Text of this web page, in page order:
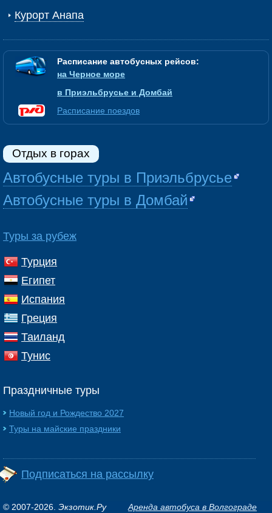
Курорт Анапа
Расписание автобусных рейсов:
на Черное море
в Приэльбрусье и Домбай
Расписание поездов
Отдых в горах
Автобусные туры в Приэльбрусье
Автобусные туры в Домбай
Туры за рубеж
Турция
Египет
Испания
Греция
Таиланд
Тунис
Праздничные туры
Новый год и Рождество 2027
Туры на майские праздники
Подписаться на рассылку
Аренда автобуса в Волгограде
© 2007-2026. Экзотик.Ру